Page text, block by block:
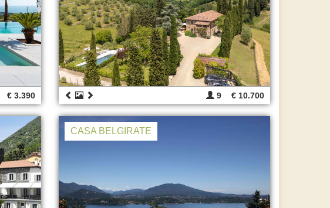
€ 3.390 9 € 10.700
CASA BELGIRATE